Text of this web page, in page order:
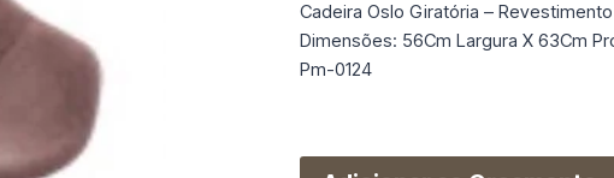
Cadeira Oslo Giratória –
Dimensões: 56Cm Largura X 63Cm
Pm-0124